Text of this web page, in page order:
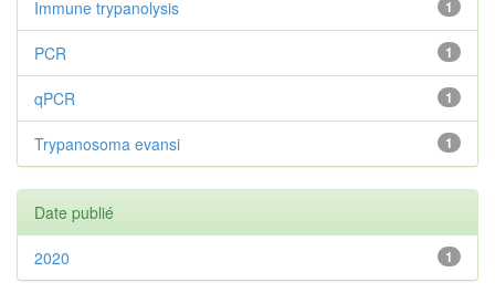
1
Immune trypanolysis
1
PCR
1
qPCR
1
Trypanosoma evansi
Date publié
1
2020